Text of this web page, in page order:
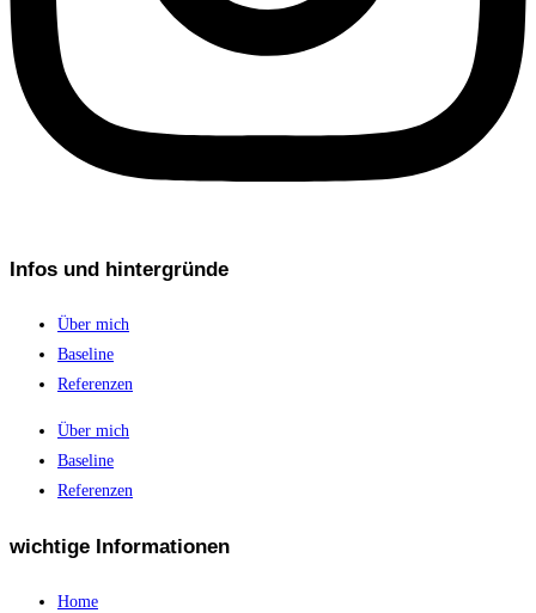
Infos und hintergründe
Über mich
Baseline
Referenzen
Über mich
Baseline
Referenzen
wichtige Informationen
Home